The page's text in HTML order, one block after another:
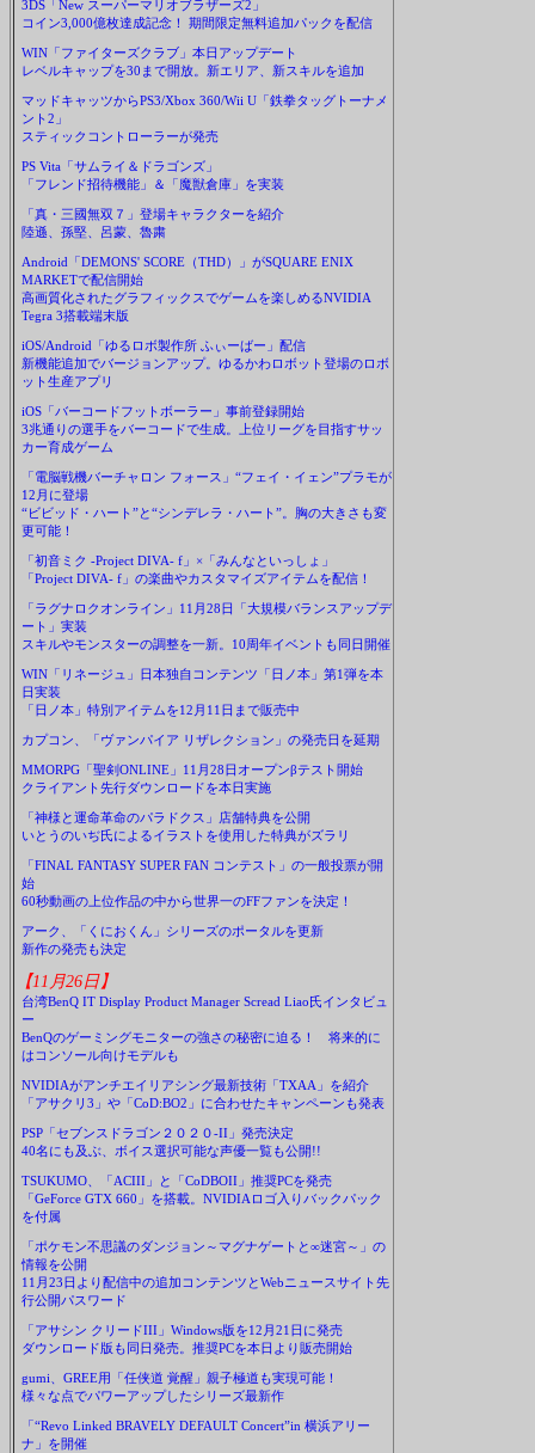
3DS「New スーパーマリオブラザーズ2」
コイン3,000億枚達成記念！ 期間限定無料追加パックを配信
WIN「ファイターズクラブ」本日アップデート
レベルキャップを30まで開放。新エリア、新スキルを追加
マッドキャッツからPS3/Xbox 360/Wii U「鉄拳タッグトーナメ
ント2」
スティックコントローラーが発売
PS Vita「サムライ＆ドラゴンズ」
「フレンド招待機能」＆「魔獣倉庫」を実装
「真・三國無双７」登場キャラクターを紹介
陸遜、孫堅、呂蒙、魯粛
Android「DEMONS' SCORE（THD）」がSQUARE ENIX
MARKETで配信開始
高画質化されたグラフィックスでゲームを楽しめるNVIDIA
Tegra 3搭載端末版
iOS/Android「ゆるロボ製作所 ふぃーばー」配信
新機能追加でバージョンアップ。ゆるかわロボット登場のロボ
ット生産アプリ
iOS「バーコードフットボーラー」事前登録開始
3兆通りの選手をバーコードで生成。上位リーグを目指すサッ
カー育成ゲーム
「電脳戦機バーチャロン フォース」“フェイ・イェン”プラモが
12月に登場
“ビビッド・ハート”と“シンデレラ・ハート”。胸の大きさも変
更可能！
「初音ミク -Project DIVA- f」×「みんなといっしょ」
「Project DIVA- f」の楽曲やカスタマイズアイテムを配信！
「ラグナロクオンライン」11月28日「大規模バランスアップデ
ート」実装
スキルやモンスターの調整を一新。10周年イベントも同日開催
WIN「リネージュ」日本独自コンテンツ「日ノ本」第1弾を本
日実装
「日ノ本」特別アイテムを12月11日まで販売中
カプコン、「ヴァンパイア リザレクション」の発売日を延期
MMORPG「聖剣ONLINE」11月28日オープンβテスト開始
クライアント先行ダウンロードを本日実施
「神様と運命革命のパラドクス」店舗特典を公開
いとうのいぢ氏によるイラストを使用した特典がズラリ
「FINAL FANTASY SUPER FAN コンテスト」の一般投票が開
始
60秒動画の上位作品の中から世界一のFFファンを決定！
アーク、「くにおくん」シリーズのポータルを更新
新作の発売も決定
【11月26日】
台湾BenQ IT Display Product Manager Scread Liao氏インタビュ
ー
BenQのゲーミングモニターの強さの秘密に迫る！ 将来的に
はコンソール向けモデルも
NVIDIAがアンチエイリアシング最新技術「TXAA」を紹介
「アサクリ3」や「CoD:BO2」に合わせたキャンペーンも発表
PSP「セブンスドラゴン２０２０-II」発売決定
40名にも及ぶ、ボイス選択可能な声優一覧も公開!!
TSUKUMO、「ACIII」と「CoDBOII」推奨PCを発売
「GeForce GTX 660」を搭載。NVIDIAロゴ入りバックパック
を付属
「ポケモン不思議のダンジョン～マグナゲートと∞迷宮～」の
情報を公開
11月23日より配信中の追加コンテンツとWebニュースサイト先
行公開パスワード
「アサシン クリードIII」Windows版を12月21日に発売
ダウンロード版も同日発売。推奨PCを本日より販売開始
gumi、GREE用「任侠道 覚醒」親子極道も実現可能！
様々な点でパワーアップしたシリーズ最新作
「“Revo Linked BRAVELY DEFAULT Concert”in 横浜アリー
ナ」を開催